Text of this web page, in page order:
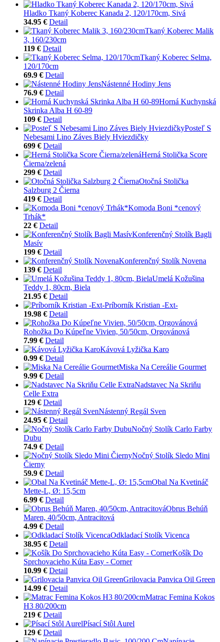
Hladko Tkaný Koberec Kanada 2, 120/170cm, Sivá
34.95 € Detail
Tkaný Koberec Malik
3, 160/230cm
119 € Detail
Tkaný Koberec Selma,
120/170cm
69.9 € Detail
Nástenné Hodiny Jens
76.9 € Detail
Horná Kuchynská
Skrinka Alba H 60-89
109 € Detail
Posteľ S
Nebesami Lino Záves Biely Hviezdičky
699 € Detail
Herná Stolička Score
Čierna/zelená
299 € Detail
Otočná Stolička
Salzburg 2 Čierna
419 € Detail
Komoda Boni *cenový
Trhák*
22 € Detail
Konferenčný Stolík Bagli
Masív
199 € Detail
Konferenčný Stolík Novena
139 € Detail
Umelá Kožušina
Teddy 1, 80cm, Biela
21.95 € Detail
Príborník Kristian -Ext-
19.98 € Detail
Rohožka Do Kúpeľne Vivien, 50/50cm, Orgovánová
7.99 € Detail
Kávová Lyžička Karo
0.99 € Detail
Miska Na Cereálie Gourmet
9.99 € Detail
Nadstavec Na Skriňu
Celle Extra
129 € Detail
Nástenný Regál Sven
24.95 € Detail
Nočný Stolík Carlo Farby
Dubu
74.9 € Detail
Nočný Stolík Sledo Mini
Čierny
59.9 € Detail
Obal Na Kvetináč
Mette-L, Ø: 15,5cm
6.99 € Detail
Obrus Behúň
Maren, 40/50cm, Antracitová
4.99 € Detail
Odkladací Stolík Vicenca
38.95 € Detail
Košík Do
Sprchovacieho Kúta Easy - Corner
10.99 € Detail
Grilovacia Panvica Oil Green
14.99 € Detail
Matrac Femina Kokos
H3 80/200cm
219 € Detail
Písací Stôl Aurel
129 € Detail